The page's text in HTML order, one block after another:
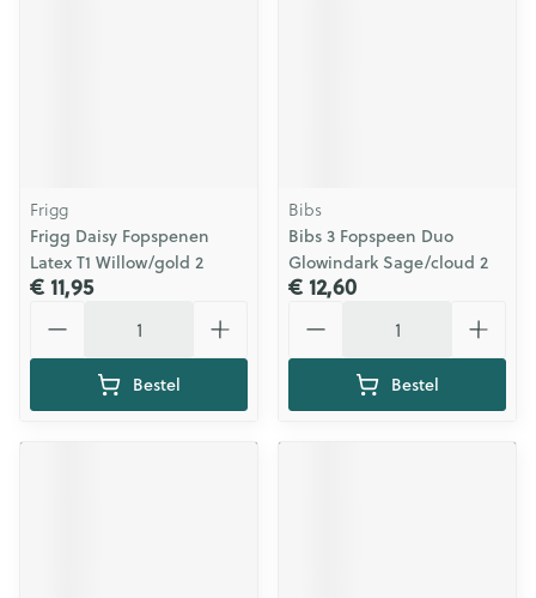
Frigg
Frigg Daisy Fopspenen
Latex T1 Willow/gold 2
€ 11,95
Bestel
Bibs
Bibs 3 Fopspeen Duo
Glowindark Sage/cloud 2
€ 12,60
Bestel